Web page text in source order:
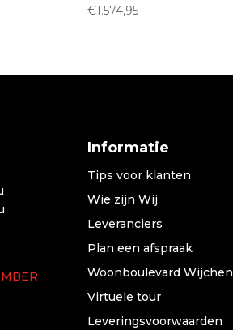
€1.574,95
Informatie
Tips voor klanten
Wie zijn Wij
Leveranciers
Plan een afspraak
Woonboulevard Wijchen
Virtuele tour
Leveringsvoorwaarden